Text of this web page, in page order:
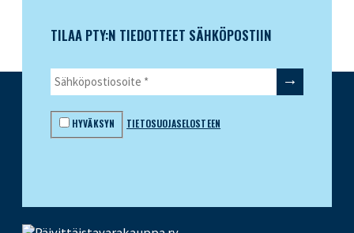
TILAA PTY:N TIEDOTTEET SÄHKÖPOSTIIN
HYVÄKSYN TIETOSUOJASELOSTEEN